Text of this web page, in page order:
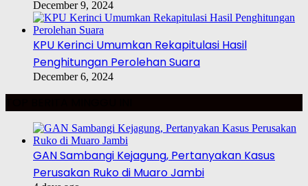
December 9, 2024
KPU Kerinci Umumkan Rekapitulasi Hasil
Penghitungan Perolehan Suara
December 6, 2024
GAN Sambangi Kejagung, Pertanyakan Kasus
Perusakan Ruko di Muaro Jambi